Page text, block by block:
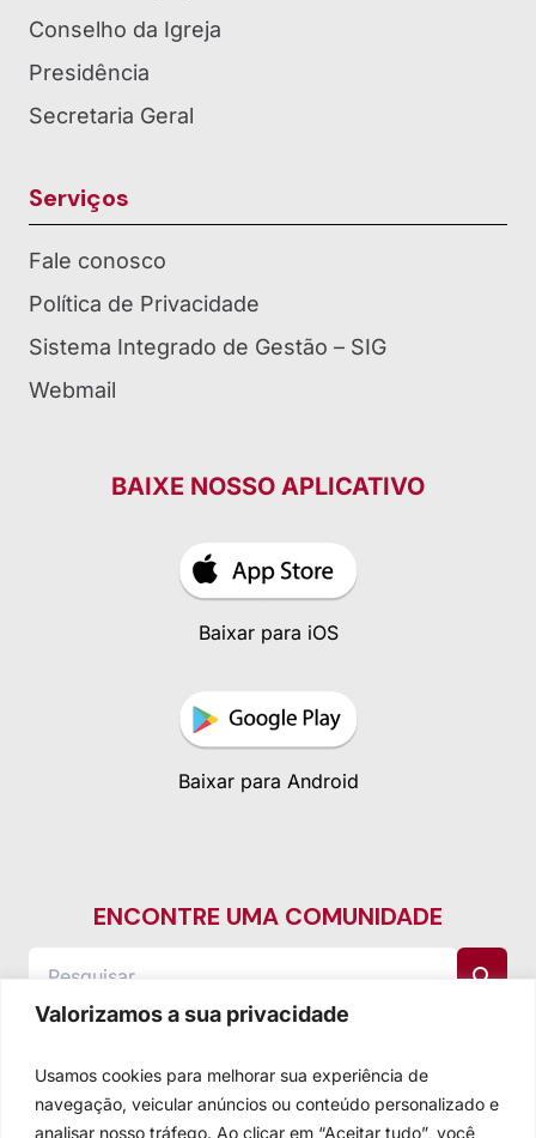
Valorizamos a sua privacidade
Usamos cookies para melhorar sua experiência de
navegação, veicular anúncios ou conteúdo personalizado e
analisar nosso tráfego. Ao clicar em “Aceitar tudo”, você
Conselho da Igreja
Presidência
Secretaria Geral
Serviços
Fale conosco
Política de Privacidade
Sistema Integrado de Gestão – SIG
Webmail
BAIXE NOSSO APLICATIVO
Baixar para iOS
Baixar para Android
ENCONTRE UMA COMUNIDADE